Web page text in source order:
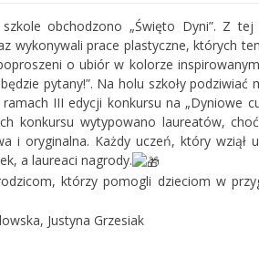
obchodzono „Święto Dyni”. Z
wykonywali prace plastyczne, których
o ubiór w kolorze
pytany!”. Na holu szkoły
III edycji konkursu na „Dyniowe
konkursu wytypowano laureatów,
i oryginalna. Każdy uczeń, który wziął
a laureaci nagrody.
którzy pomogli dzieciom w
Justyna Grzesiak